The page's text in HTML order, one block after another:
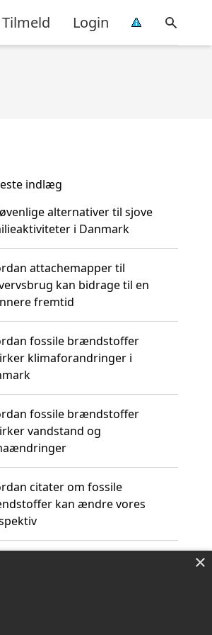
Tilmeld Login
indlæg
alternativer til sjove
i Danmark
attachemapper til
kan bidrage til en
fremtid
fossile brændstoffer
klimaforandringer i
fossile brændstoffer
vandstand og
citater om fossile
kan ændre vores
×